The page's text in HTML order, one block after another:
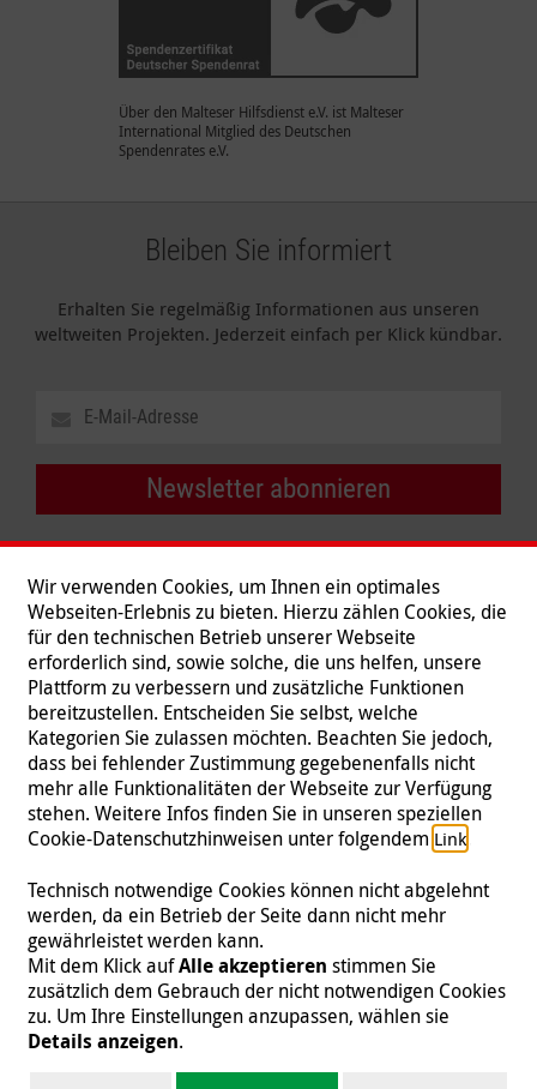
Über den Malteser Hilfsdienst e.V. ist Malteser
International Mitglied des Deutschen
Spendenrates e.V.
Bleiben Sie informiert
Erhalten Sie regelmäßig Informationen aus unseren
weltweiten Projekten. Jederzeit einfach per Klick kündbar.
Newsletter abonnieren
Folgen Sie uns
Impressum | Datenschutz | Kontakt | Presse
© 2026 Malteser International
Malteser International ist eine Organisationseinheit des Malteser Hilfsdienst
Wir verwenden Cookies, um Ihnen ein optimales
Webseiten-Erlebnis zu bieten. Hierzu zählen Cookies, die
für den technischen Betrieb unserer Webseite
erforderlich sind, sowie solche, die uns helfen, unsere
Plattform zu verbessern und zusätzliche Funktionen
bereitzustellen. Entscheiden Sie selbst, welche
Kategorien Sie zulassen möchten. Beachten Sie jedoch,
dass bei fehlender Zustimmung gegebenenfalls nicht
mehr alle Funktionalitäten der Webseite zur Verfügung
stehen. Weitere Infos finden Sie in unseren speziellen
Cookie-Datenschutzhinweisen unter folgendem Link.
Technisch notwendige Cookies können nicht abgelehnt
werden, da ein Betrieb der Seite dann nicht mehr
gewährleistet werden kann.
Mit dem Klick aufAlle akzeptieren stimmen Sie
zusätzlich dem Gebrauch der nicht notwendigen Cookies
zu. Um Ihre Einstellungen anzupassen, wählen sie
Details anzeigen.